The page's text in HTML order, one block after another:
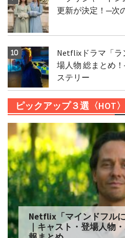
更新が決定！─次
Netflixドラマ「ラ
場人物 総まとめ
ステリー
ピックアップ３選〈HOT〉
Netflix「マインドフル
｜キャスト・登場人物